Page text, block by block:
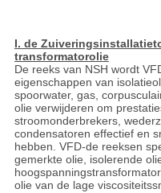
I. de
transformatorolie
De reeks van NSH wordt
eigenschappen van
spoorwater, gas,
olie verwijderen om
stroomonderbrekers,
condensatoren effectief en
hebben. VFD-de reeksen
gemerkte olie, isolerende
olie van de lage